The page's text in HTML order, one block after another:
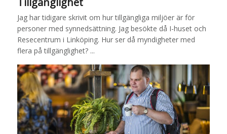
Jag har tidigare skrivit om hur tillgängliga miljöer är för
personer med synnedsättning. Jag besökte då I-huset och
Resecentrum i Linköping. Hur ser då myndigheter med
flera på tillgänglighet? ...